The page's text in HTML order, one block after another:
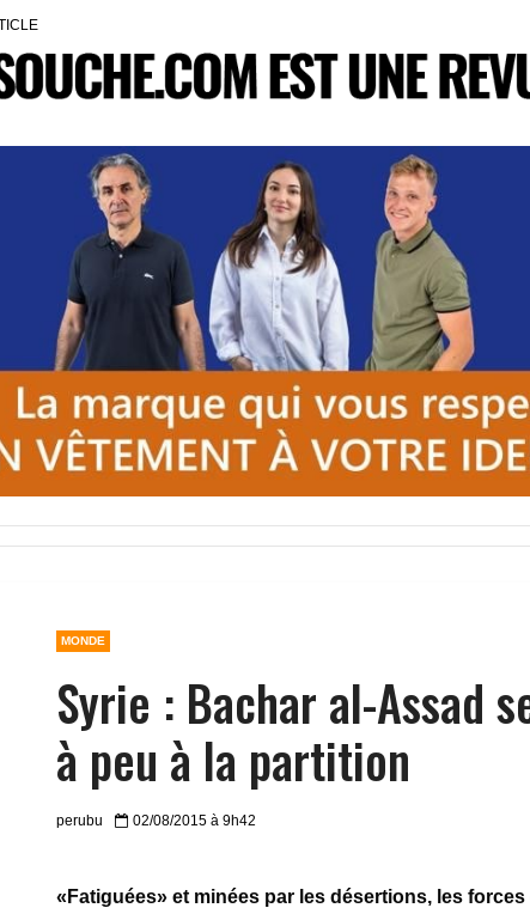
MONDE
Syrie : Bachar al-Assad
à peu à la partition
perubu 02/08/2015 à 9h42
«Fatiguées» et minées par les désertions, les